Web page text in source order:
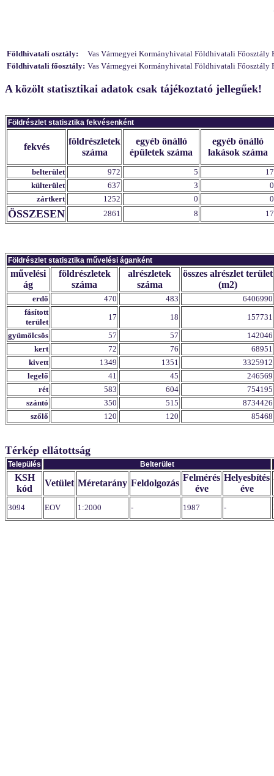
Földhivatali osztály:
Vas Vármegyei Kormányhivatal Földhivatali Főosztály
Földhivatali főosztály: Vas Vármegyei Kormányhivatal Földhivatali
A közölt statisztikai adatok csak tájékoztató jellegűek!
Földrészlet statisztika fekvésenként
fekvés
földrészletek
száma
egyéb önálló
épületek száma
egyéb önálló
lakások száma
belterület 972 5
17
külterület
637 3
0
zártkert
1252 0 0
ÖSSZESEN 2861 8 17
Földrészlet statisztika művelési áganként
művelési
ág
földrészletek
száma
alrészletek
száma
összes alrészlet terület
(m2)
erdő 470 483
6406990
fásított
terület
17 18
157731
gyümölcsös
57 57
142046
kert
72 76
68951
kivett
1349 1351
3325912
legelő
41 45
246569
rét
583 604
754195
szántó
350 515
8734426
szőlő
120 120 85468
Térkép ellátottság
Település Belterület
KSH
kód
Vetület Méretarány Feldolgozás
Felmérés
éve
Helyesbítés
éve
3094 EOV 1:2000 - 1987 -